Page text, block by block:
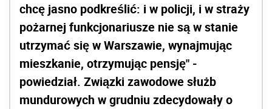
chcę jasno podkreślić: i w policji, i w straży
pożarnej funkcjonariusze nie są w stanie
utrzymać się w Warszawie, wynajmując
mieszkanie, otrzymując pensję" -
powiedział. Związki zawodowe służb
mundurowych w grudniu zdecydowały o